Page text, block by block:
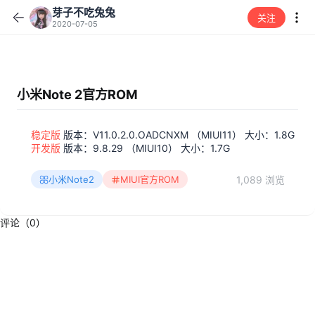
芽子不吃兔兔
2020-07-05
关注
小米Note 2官方ROM
稳定版 版本：V11.0.2.0.OADCNXM （MIUI11） 大小：1.8G
开发版 版本：9.8.29 （MIUI10） 大小：1.7G
小米Note2 MIUI官方ROM 1,089 浏览
评论（0）